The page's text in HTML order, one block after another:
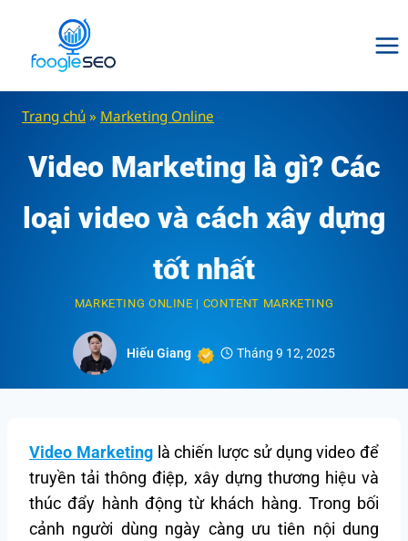
content
Trang chủ » Marketing Online
Video Marketing là gì? Các
loại video và cách xây dựng
tốt nhất
MARKETING ONLINE | CONTENT MARKETING
Hiếu Giang Tháng 9 12, 2025
Video Marketing là chiến lược sử dụng video để
truyền tải thông điệp, xây dựng thương hiệu và
thúc đẩy hành động từ khách hàng. Trong bối
cảnh người dùng ngày càng ưu tiên nội dung